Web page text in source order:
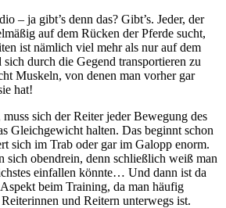
– ja gibt’s denn das? Gibt’s. Jeder, der
auf dem Rücken der Pferde sucht,
ist nämlich viel mehr als nur auf dem
durch die Gegend transportieren zu
Muskeln, von denen man vorher gar
hat!
sich der Reiter jeder Bewegung des
Gleichgewicht halten. Das beginnt schon
sich im Trab oder gar im Galopp enorm.
sich obendrein, denn schließlich weiß man
einfallen könnte… Und dann ist da
beim Training, da man häufig
und Reitern unterwegs ist.